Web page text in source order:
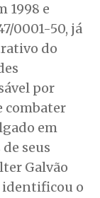
1998 e
0001-50, já
do
por
combater
em
seus
Galvão
identificou o